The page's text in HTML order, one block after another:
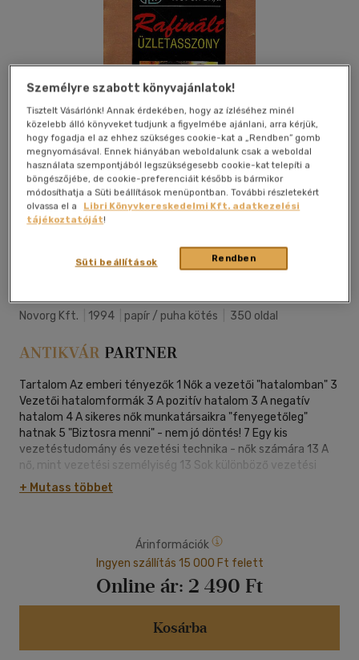
Kívánságlistához adom
Novorg Kft. 1994 papír / puha kötés 350 oldal
Tartalom Az emberi tényezők 1 Nők a vezetői "hatalomban" 3
Vezetői hatalomformák 3 A pozitív hatalom 3 A negatív
hatalom 4 A sikeres nők munkatársaikra "fenyegetőleg"
hatnak 5 "Biztosra menni" - nem jó döntés! 7 Egy kis
vezetéstudomány és vezetési technika - nők számára 13 A
nő, mint vezetési személyiség 13 Sok különböző vezetési
stílus létezik 14 A vezető beállítottsága befolyásolja a
termelékenységet 16 Van-e Önnek emberi "mintája"? 19
női szerep? 23 Milyen tulajdonságokkal rendelkezik egy jó
munkacsapat? 24 Egy csoport vezetésének hét
alapszabálya 25 Csoport tagjainak jellemzői 25 Mi ösztönzi az
Ön munkacsoportját? 27 Célmeghatározás: együttt
munkatársaival! 30 Uralom az idő felett 31 Felhasznált és
ajánlott szakirodalom 33 A nő, mint vállalkozó 34 A
+ Mutass többet
Árinformációk
Ingyen szállítás 15 000 Ft felett
Online ár: 2 490 Ft
Kosárba
Személyre szabott könyvajánlatok!
Tisztelt Vásárlónk! Annak érdekében, hogy az ízléséhez minél
közelebb álló könyveket tudjunk a figyelmébe ajánlani, arra kérjük,
hogy fogadja el az ehhez szükséges cookie-kat a „Rendben” gomb
megnyomásával. Ennek hiányában weboldalunk csak a weboldal
használata szempontjából legszükségesebb cookie-kat telepíti a
böngészőjébe, de cookie-preferenciáit később is bármikor
módosíthatja a Süti beállítások menüpontban. További részletekért
olvassa el a
Libri Könyvkereskedelmi Kft. adatkezelési
tájékoztatóját!
Rendben
Süti beállítások